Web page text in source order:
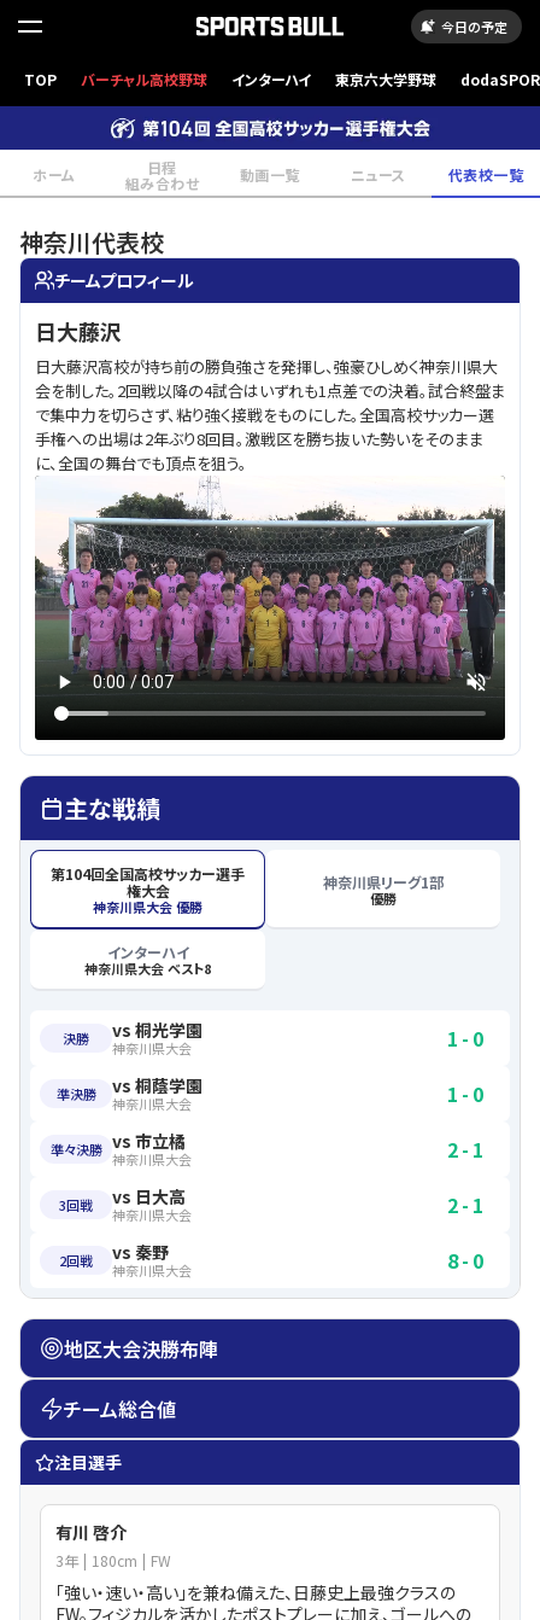
今日の予定
TOP バーチャル高校野球 インターハイ 東京六大学野球
ホーム 日程
組み合わせ 動画一覧 ニュース 代表校一覧
神奈川代表校
チームプロフィール
日大藤沢
日大藤沢高校が持ち前の勝負強さを発揮し、強豪ひしめく神奈川県大
会を制した。2回戦以降の4試合はいずれも1点差での決着。試合終盤ま
で集中力を切らさず、粘り強く接戦をものにした。全国高校サッカー選
手権への出場は2年ぶり8回目。激戦区を勝ち抜いた勢いをそのまま
に、全国の舞台でも頂点を狙う。
主な戦績
第104回全国高校サッカー選手
権大会
神奈川県大会優勝
神奈川県リーグ1部
優勝
インターハイ
神奈川県大会ベスト8
決勝 vs 桐光学園
神奈川県大会 1 - 0
準決勝 vs 桐蔭学園
神奈川県大会 1 - 0
準々決勝 vs 市立橘
神奈川県大会 2- 1
3回戦 vs 日大高
神奈川県大会 2- 1
2回戦 vs 秦野
神奈川県大会 8- 0
地区大会決勝布陣
チーム総合値
注目選手
有川 啓介
3年 180cm FW
「強い・速い・高い」を兼ね備えた、日藤史上最強クラスの
FW。フィジカルを活かしたポストプレーに加え、ゴールへの